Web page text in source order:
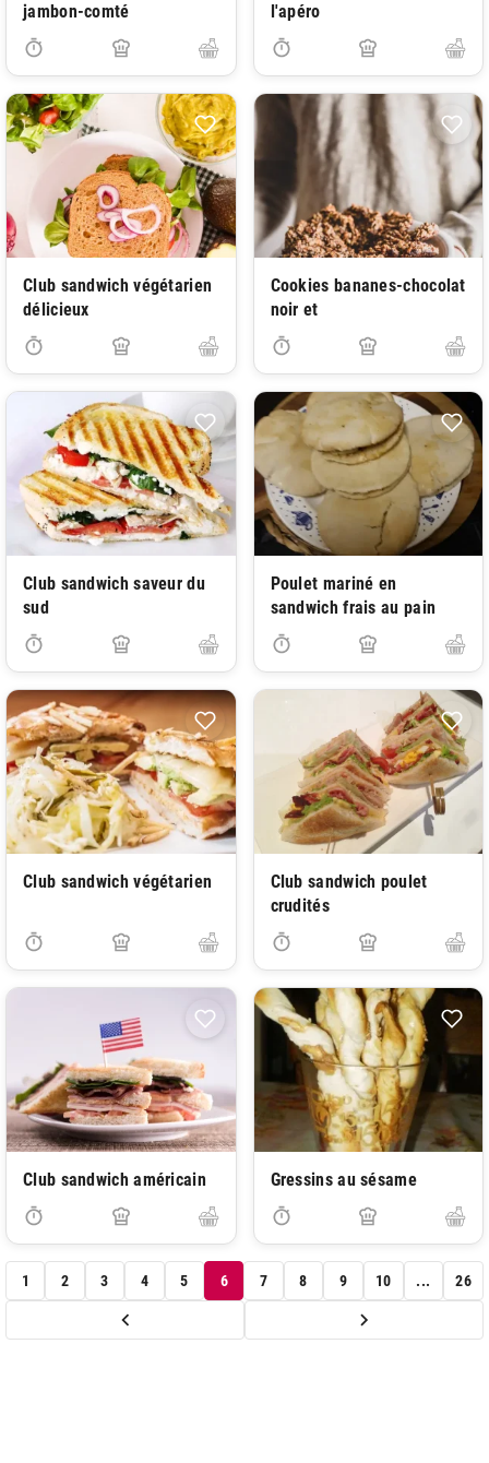
jambon-comté
l'apéro
Club sandwich végétarien
délicieux
Cookies bananes-chocolat
noir et
Club sandwich saveur du
sud
Poulet mariné en
sandwich frais au pain
Club sandwich végétarien
Club sandwich poulet
crudités
Club sandwich américain Gressins au sésame
1 2 3 4 5 6 7 8 9 10 ... 26